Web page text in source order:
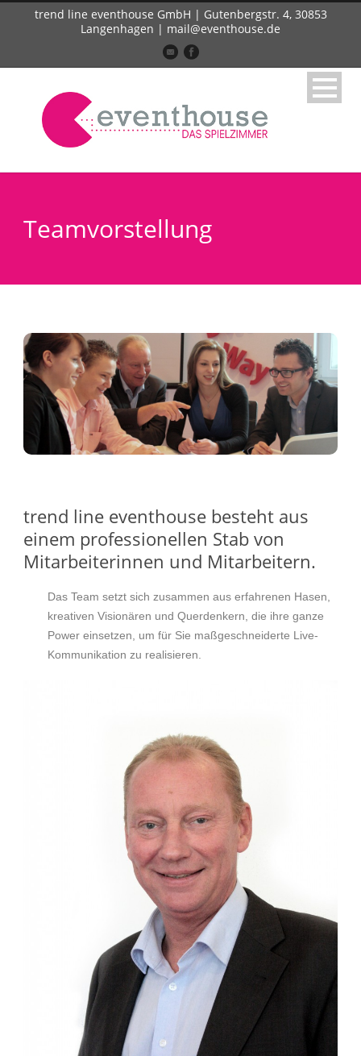
trend line eventhouse GmbH | Gutenbergstr. 4, 30853
Langenhagen | mail@eventhouse.de
Teamvorstellung
trend line eventhouse besteht aus
einem professionellen Stab von
Mitarbeiterinnen und Mitarbeitern.
Das Team setzt sich zusammen aus erfahrenen Hasen,
kreativen Visionären und Querdenkern, die ihre ganze
Power einsetzen, um für Sie maßgeschneiderte Live-
Kommunikation zu realisieren.